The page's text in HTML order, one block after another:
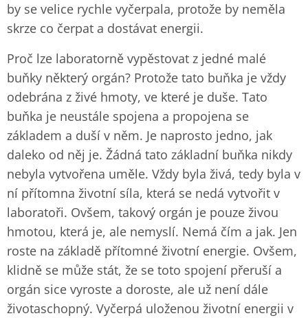
by se velice rychle vyčerpala, protože by neměla
skrze co čerpat a dostávat energii.
Proč lze laboratorně vypěstovat z jedné malé
buňky některý orgán? Protože tato buňka je vždy
odebrána z živé hmoty, ve které je duše. Tato
buňka je neustále spojena a propojena se
základem a duší v něm. Je naprosto jedno, jak
daleko od něj je. Žádná tato základní buňka nikdy
nebyla vytvořena uměle. Vždy byla živá, tedy byla v
ní přítomna životní síla, která se nedá vytvořit v
laboratoři. Ovšem, takový orgán je pouze živou
hmotou, která je, ale nemyslí. Nemá čím a jak. Jen
roste na základě přítomné životní energie. Ovšem,
klidně se může stát, že se toto spojení přeruší a
orgán sice vyroste a doroste, ale už není dále
životaschopný. Vyčerpá uloženou životní energii v